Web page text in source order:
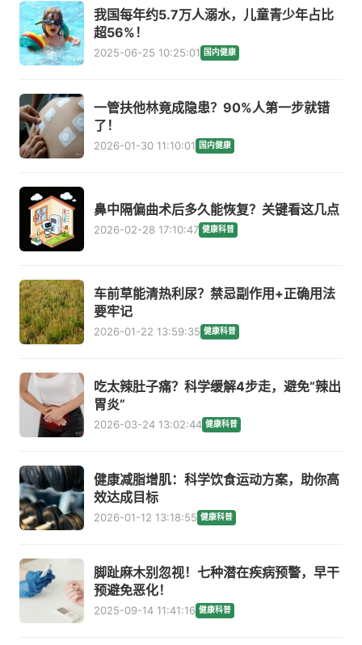
我国每年约5.7万人溺水，儿童青少年占比
超56%！
2025-06-25 10:25:01 国内健康
一管扶他林竟成隐患？90%人第一步就错
了！
2026-01-30 11:10:01 国内健康
鼻中隔偏曲术后多久能恢复？关键看这几点
2026-02-28 17:10:47 健康科普
车前草能清热利尿？禁忌副作用+正确用法
要牢记
2026-01-22 13:59:35 健康科普
吃太辣肚子痛？科学缓解4步走，避免“辣出
胃炎”
2026-03-24 13:02:44 健康科普
健康减脂增肌：科学饮食运动方案，助你高
效达成目标
2026-01-12 13:18:55 健康科普
脚趾麻木别忽视！七种潜在疾病预警，早干
预避免恶化！
2025-09-14 11:41:16 健康科普